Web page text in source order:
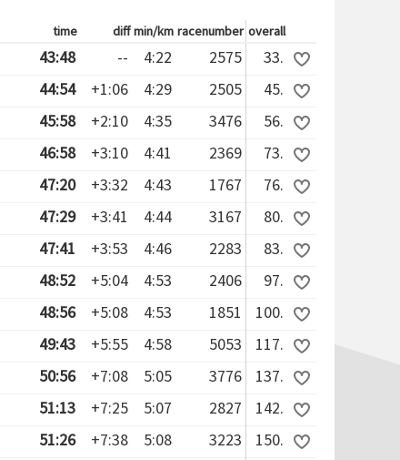
time diff min/km racenumber overall
43:48 -- 4:22 2575
33.
44:54 +1:06 4:29 2505
45.
45:58 +2:10 4:35 3476
56.
46:58 +3:10 4:41 2369
73.
47:20 +3:32 4:43 1767
76.
47:29 +3:41 4:44 3167
80.
47:41 +3:53 4:46 2283
83.
48:52 +5:04 4:53 2406
97.
48:56 +5:08 4:53 1851
100.
49:43 +5:55 4:58 5053
117.
50:56 +7:08 5:05 3776
137.
51:13 +7:25 5:07 2827
142.
51:26 +7:38 5:08 3223
150.